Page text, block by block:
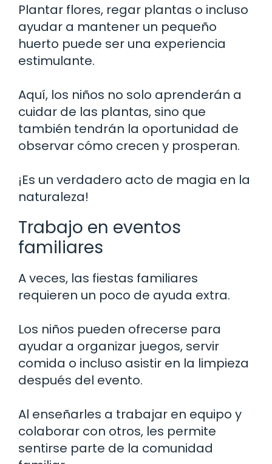
Plantar flores, regar plantas o incluso
ayudar a mantener un pequeño
huerto puede ser una experiencia
estimulante.
Aquí, los niños no solo aprenderán a
cuidar de las plantas, sino que
también tendrán la oportunidad de
observar cómo crecen y prosperan.
¡Es un verdadero acto de magia en la
naturaleza!
Trabajo en eventos
familiares
A veces, las fiestas familiares
requieren un poco de ayuda extra.
Los niños pueden ofrecerse para
ayudar a organizar juegos, servir
comida o incluso asistir en la limpieza
después del evento.
Al enseñarles a trabajar en equipo y
colaborar con otros, les permite
sentirse parte de la comunidad